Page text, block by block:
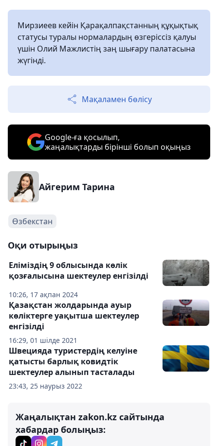
Мирзиеев кейін Қарақалпақстанның құқықтық
статусы туралы нормалардың өзгеріссіз қалуы
үшін Олий Мажлистің заң шығару палатасына
жүгінді.
Мақаламен бөлісу
Google-ға қосылып,
жаңалықтарды бірінші болып оқыңыз
Айгерим Тарина
Өзбекстан
Оқи отырыңыз
10:26, 17 ақпан 2024
Еліміздің 9 облысында көлік
қозғалысына шектеулер енгізілді
16:29, 01 шілде 2021
Қазақстан жолдарында ауыр
көліктерге уақытша шектеулер
енгізілді
23:43, 25 наурыз 2022
Швецияда туристердің келуіне
қатысты барлық ковидтік
шектеулер алынып тасталады
Жаңалықтан zakon.kz сайтында
хабардар болыңыз: